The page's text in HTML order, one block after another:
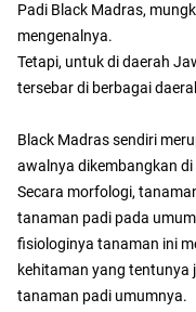
Padi Black Madras,
mengenalnya.
Tetapi, untuk di daerah
tersebar di berbagai
Black Madras sendiri
awalnya dikembangkan di
Secara morfologi,
tanaman padi pada
fisiologinya tanaman ini
kehitaman yang tentunya
tanaman padi umumnya.